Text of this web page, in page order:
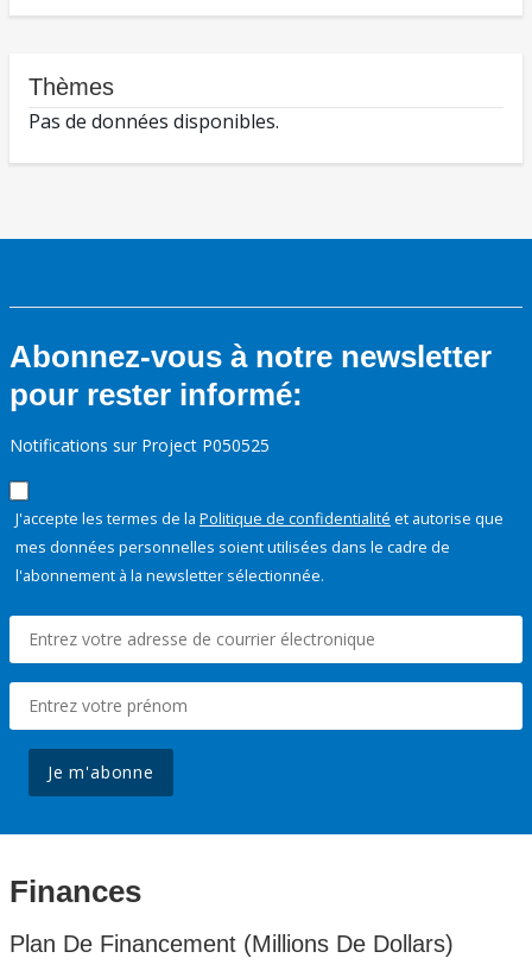
Thèmes
Pas de données disponibles.
Abonnez-vous à notre newsletter
pour rester informé:
Notifications sur Project P050525
J'accepte les termes de la Politique de confidentialité et autorise que
mes données personnelles soient utilisées dans le cadre de
l'abonnement à la newsletter sélectionnée.
Je m'abonne
Finances
Plan De Financement (Millions De Dollars)